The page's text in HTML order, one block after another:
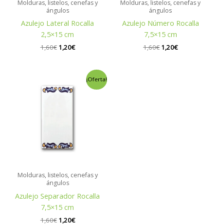
Molduras, listelos, cenefas y
ángulos
Azulejo Lateral Rocalla
2,5×15 cm
1,60€ 1,20€
Molduras, listelos, cenefas y
ángulos
Azulejo Número Rocalla
7,5×15 cm
1,60€ 1,20€
¡Oferta!
Molduras, listelos, cenefas y
ángulos
Azulejo Separador Rocalla
7,5×15 cm
1,60€
precio
original
1,20€
precio